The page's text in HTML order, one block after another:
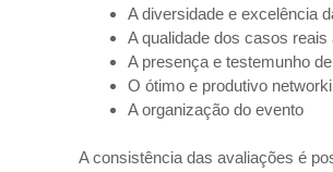
A diversidade e excelência
A qualidade dos casos reais
A presença e testemunho
O ótimo e produtivo
A organização do evento
A consistência das avaliações é